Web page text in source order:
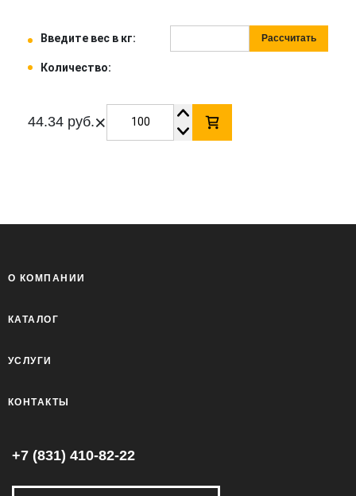
Введите вес в кг: Рассчитать
Количество:
44.34 руб.×
О КОМПАНИИ
КАТАЛОГ
УСЛУГИ
КОНТАКТЫ
+7 (831) 410-82-22